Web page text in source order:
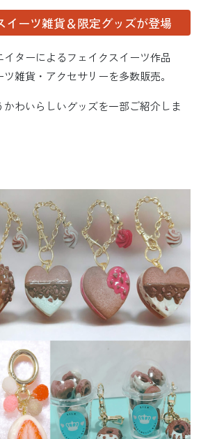
イーツ雑貨＆限定グッズが登場
ターによるフェイクスイーツ作品
雑貨・アクセサリーを多数販売。
わいらしいグッズを一部ご紹介しま